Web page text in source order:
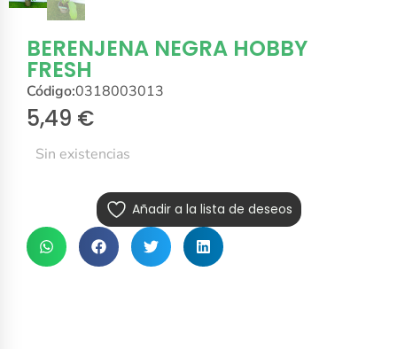
BERENJENA NEGRA HOBBY
FRESH
Código:0318003013
5,49 €
Sin existencias
Añadir a la lista de deseos